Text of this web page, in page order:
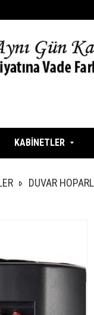
KABİNETLER
DUVAR